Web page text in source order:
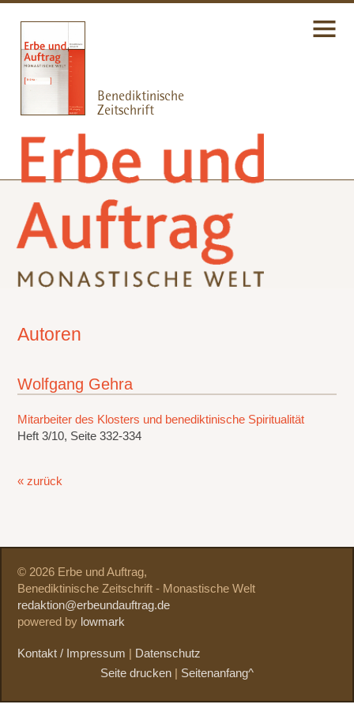
Autoren
Wolfgang Gehra
Mitarbeiter des Klosters und benediktinische Spiritualität
Heft 3/10, Seite 332-334
« zurück
© 2026 Erbe und Auftrag,
Benediktinische Zeitschrift - Monastische Welt
redaktion@erbeundauftrag.de
powered by lowmark
Kontakt / Impressum
Datenschutz
Seite drucken
Seitenanfang^